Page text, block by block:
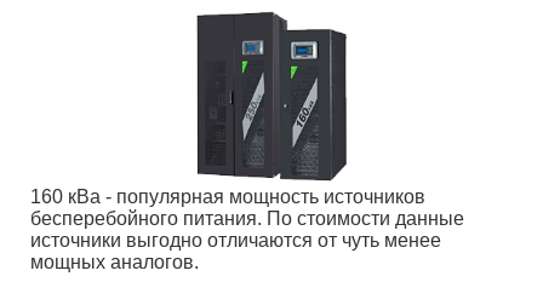
160 кВа - популярная мощность источников
бесперебойного питания. По стоимости данные
источники выгодно отличаются от чуть менее
мощных аналогов.